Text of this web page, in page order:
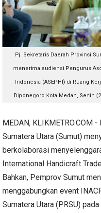
Pj. Sekretaris Daerah Provinsi
menerima audiensi Pengurus
Indonesia (ASEPHI) di Ruang
Diponegoro Kota Medan, Senin
MEDAN, KLIKMETRO.COM
Sumatera Utara (Sumut)
berkolaborasi
International Handicraft
Bahkan, Pemprov Sumut
menggabungkan event
Sumatera Utara (PRSU)